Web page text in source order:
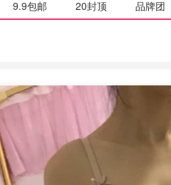
9.9包邮 20封顶 品牌团